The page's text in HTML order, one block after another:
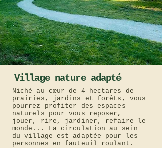
Village nature adapté
Niché au cœur de 4 hectares de
prairies, jardins et forêts, vous
pourrez profiter des espaces
naturels pour vous reposer,
jouer, rire, jardiner, refaire le
monde... La circulation au sein
du village est adaptée pour les
personnes en fauteuil roulant.